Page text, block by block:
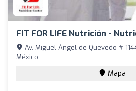
FIT FOR LIFE Nutrición -
Av. Miguel Ángel de Quevedo #
México
Mapa